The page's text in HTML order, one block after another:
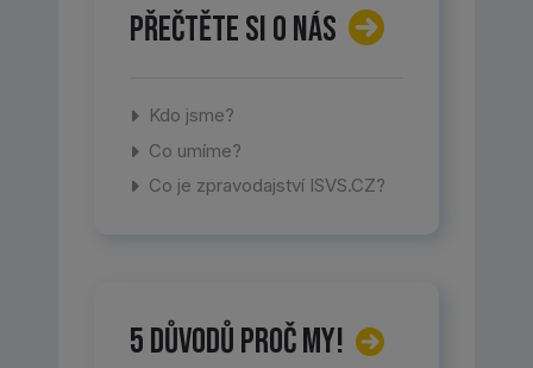
Přečtěte si o nás
Kdo jsme?
Co umíme?
Co je zpravodajství ISVS.CZ?
5 důvodů proč my!